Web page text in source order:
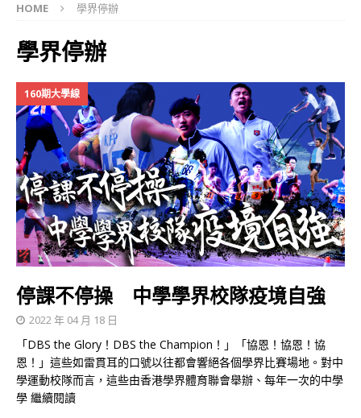
HOME 學界停辦
學界停辦
160期大學線
停課不停操 中學學界校隊疫境自強
2022 年 04 月 18 日
「DBS the Glory！DBS the Champion！」「協恩！協恩！協
恩！」這些如雷貫耳的口號以往都會響絕各個學界比賽場地。對中
學運動校隊而言，這些由香港學界體育聯會舉辦、每年一次的中學
學 繼續閱讀